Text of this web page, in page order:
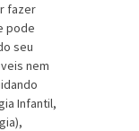
fazer
pode
seu
nem
Infantil,